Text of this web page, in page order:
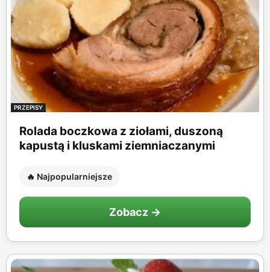
PRZEPISY
Rolada boczkowa z ziołami, duszoną
kapustą i kluskami ziemniaczanymi
🔥 Najpopularniejsze
Zobacz →